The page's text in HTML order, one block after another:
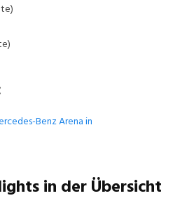
Benz Arena in
in der Übersicht